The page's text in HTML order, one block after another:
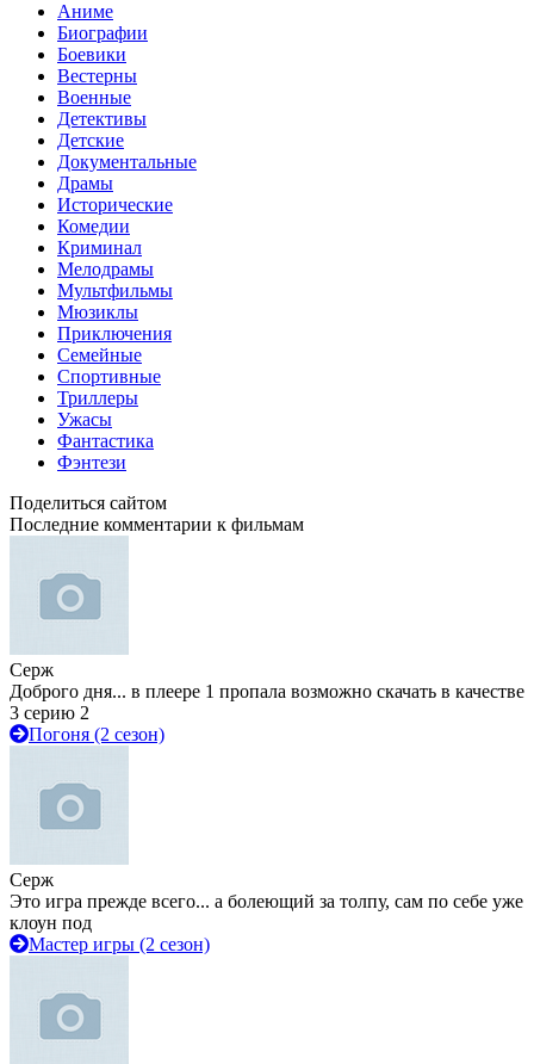
Аниме
Биографии
Боевики
Вестерны
Военные
Детективы
Детские
Документальные
Драмы
Исторические
Комедии
Криминал
Мелодрамы
Мультфильмы
Мюзиклы
Приключения
Семейные
Спортивные
Триллеры
Ужасы
Фантастика
Фэнтези
Поделиться сайтом
Последние комментарии к фильмам
Серж
Доброго дня... в плеере 1 пропала возможно скачать в качестве
3 серию 2
Погоня (2 сезон)
Серж
Это игра прежде всего... а болеющий за толпу, сам по себе уже
клоун под
Мастер игры (2 сезон)